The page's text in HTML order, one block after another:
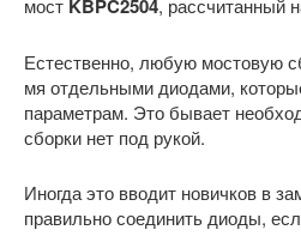
мост KBPC2504, рассчитанный
Естественно, любую мостовую
мя отдельными диодами,
параметрам. Это бывает
сборки нет под рукой.
Иногда это вводит новичков в
правильно соединить диоды,